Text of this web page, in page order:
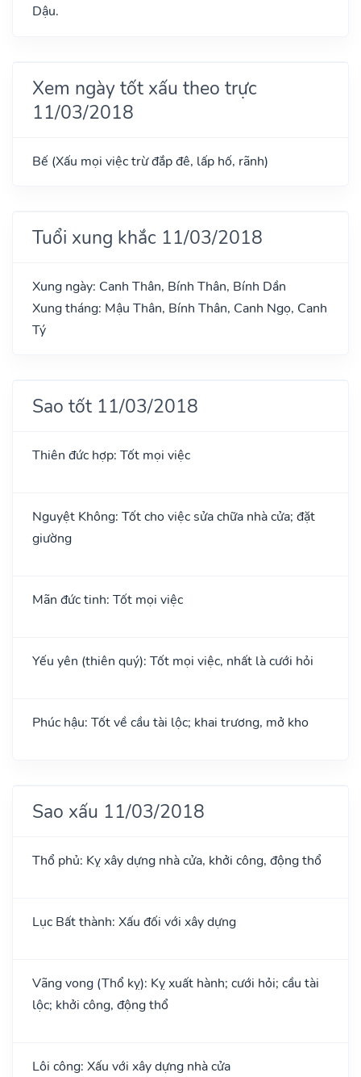
Dậu.
Xem ngày tốt xấu theo trực
11/03/2018
Bế (Xấu mọi việc trừ đắp đê, lấp hố, rãnh)
Tuổi xung khắc 11/03/2018
Xung ngày: Canh Thân, Bính Thân, Bính Dần
Xung tháng: Mậu Thân, Bính Thân, Canh Ngọ, Canh
Tý
Sao tốt 11/03/2018
Thiên đức hợp: Tốt mọi việc
Nguyệt Không: Tốt cho việc sửa chữa nhà cửa; đặt
giường
Mãn đức tinh: Tốt mọi việc
Yếu yên (thiên quý): Tốt mọi việc, nhất là cưới hỏi
Phúc hậu: Tốt về cầu tài lộc; khai trương, mở kho
Sao xấu 11/03/2018
Thổ phủ: Kỵ xây dựng nhà cửa, khởi công, động thổ
Lục Bất thành: Xấu đối với xây dựng
Vãng vong (Thổ kỵ): Kỵ xuất hành; cưới hỏi; cầu tài
lộc; khởi công, động thổ
Lôi công: Xấu với xây dựng nhà cửa